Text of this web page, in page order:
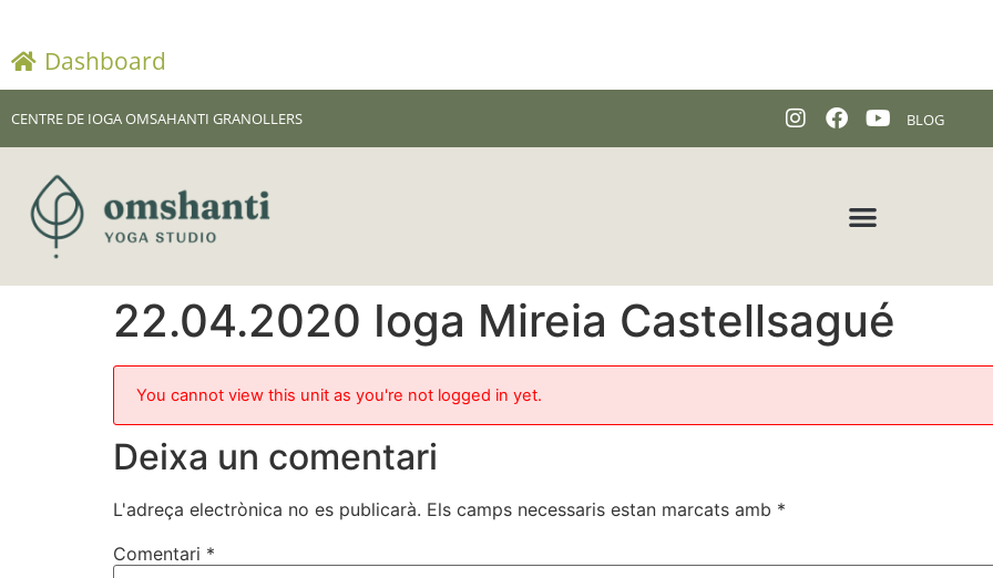
Dashboard
CENTRE DE IOGA OMSAHANTI GRANOLLERS BLOG
22.04.2020 Ioga Mireia Castellsagué
You cannot view this unit as you're not logged in yet.
Deixa un comentari
L'adreça electrònica no es publicarà. Els camps necessaris estan marcats amb *
Comentari *